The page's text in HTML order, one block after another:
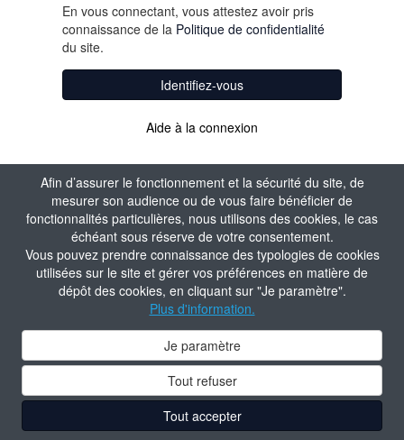
Afin d’assurer le fonctionnement et la sécurité du site, de
mesurer son audience ou de vous faire bénéficier de
fonctionnalités particulières, nous utilisons des cookies, le cas
échéant sous réserve de votre consentement.
Vous pouvez prendre connaissance des typologies de cookies
utilisées sur le site et gérer vos préférences en matière de
dépôt des cookies, en cliquant sur "Je paramètre".
Plus d'information.
Je paramètre
Tout refuser
Tout accepter
En vous connectant, vous attestez avoir pris
connaissance de la Politique de confidentialité
du site.
Identifiez-vous
Aide à la connexion